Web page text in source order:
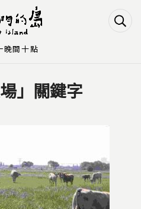
Navigation
content
」關鍵字
晚間十點